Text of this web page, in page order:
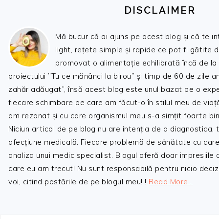
DISCLAIMER
Mă bucur că ai ajuns pe acest blog și că te
light, rețete simple și rapide ce pot fi gătite
promovat o alimentație echilibrată încă de
proiectului ”Tu ce mănânci la birou” și timp de 60 de zile
zahăr adăugat”, însă acest blog este unul bazat pe o
fiecare schimbare pe care am făcut-o în stilul meu de
am rezonat și cu care organismul meu s-a simțit foarte
Niciun articol de pe blog nu are intenția de a diagnostica,
afecțiune medicală. Fiecare problemă de sănătate cu
analiza unui medic specialist. Blogul oferă doar impresiile
care eu am trecut! Nu sunt responsabilă pentru nicio
voi, citind postările de pe blogul meu! ! Read More…